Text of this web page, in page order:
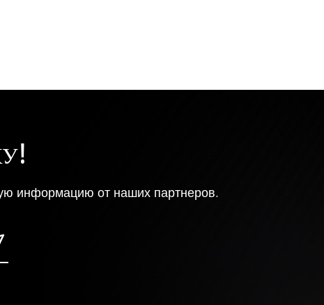
информацию от наших партнеров.